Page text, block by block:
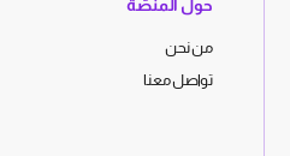
حول المنصّة
من نحن
تواصل معنا